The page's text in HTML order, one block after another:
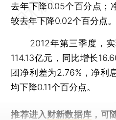
去年下降0.05个百分点；
较去年下降0.02个百分点。
2012年第三季度，实
114.13亿元，同比增长
团净利差为2.76%，净利
均下降0.11个百分点。
推荐进入 财新数据库 ，可